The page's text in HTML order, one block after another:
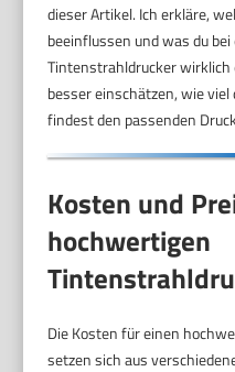
dieser Artikel. Ich erkläre,
beeinflussen und was du
Tintenstrahldrucker
besser einschätzen, wie
findest den passenden
Kosten und
hochwertigen
Die Kosten für einen
setzen sich aus